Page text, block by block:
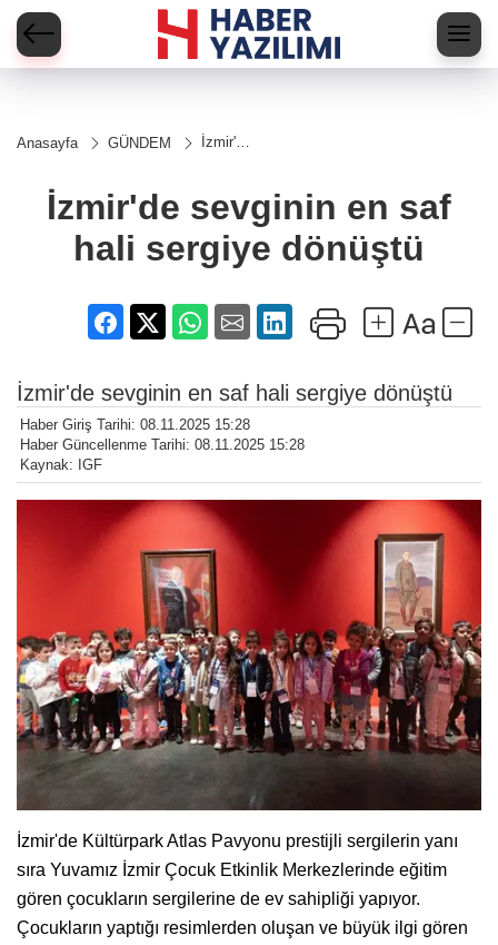
Anasayfa GÜNDEM
İzmir'de
sergiye
İzmir'de sevginin en saf
hali sergiye dönüştü
İzmir'de sevginin en saf hali sergiye dönüştü
Haber Giriş Tarihi: 08.11.2025 15:28
Haber Güncellenme Tarihi: 08.11.2025 15:28
Kaynak: IGF
İzmir'de Kültürpark Atlas Pavyonu prestijli sergilerin yanı
sıra Yuvamız İzmir Çocuk Etkinlik Merkezlerinde eğitim
gören çocukların sergilerine de ev sahipliği yapıyor.
Çocukların yaptığı resimlerden oluşan ve büyük ilgi gören